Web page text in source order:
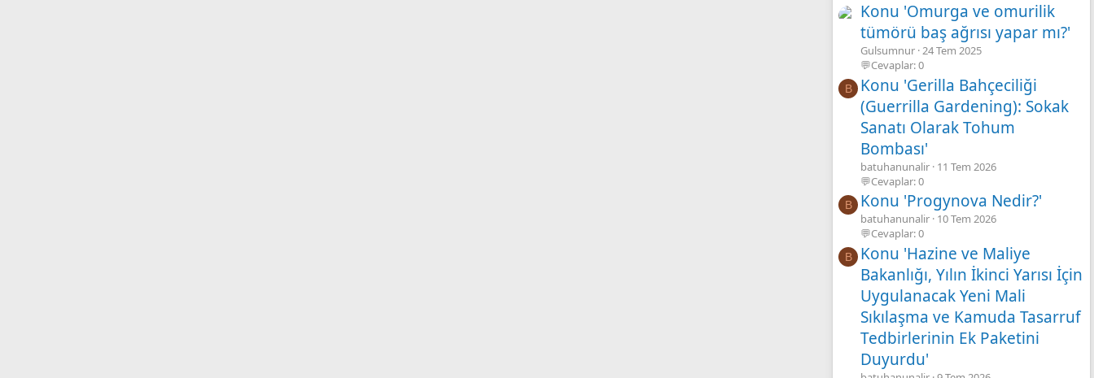
Konu 'Omurga ve omurilik
tümörü baş ağrısı yapar mı?'
Gulsumnur 24 Tem 2025
💬Cevaplar: 0
B
Konu 'Gerilla Bahçeciliği
(Guerrilla Gardening): Sokak
Sanatı Olarak Tohum
Bombası'
batuhanunalir 11 Tem 2026
💬Cevaplar: 0
B Konu 'Progynova Nedir?'
batuhanunalir 10 Tem 2026
💬Cevaplar: 0
B
Konu 'Hazine ve Maliye
Bakanlığı, Yılın İkinci Yarısı İçin
Uygulanacak Yeni Mali
Sıkılaşma ve Kamuda Tasarruf
Tedbirlerinin Ek Paketini
Duyurdu'